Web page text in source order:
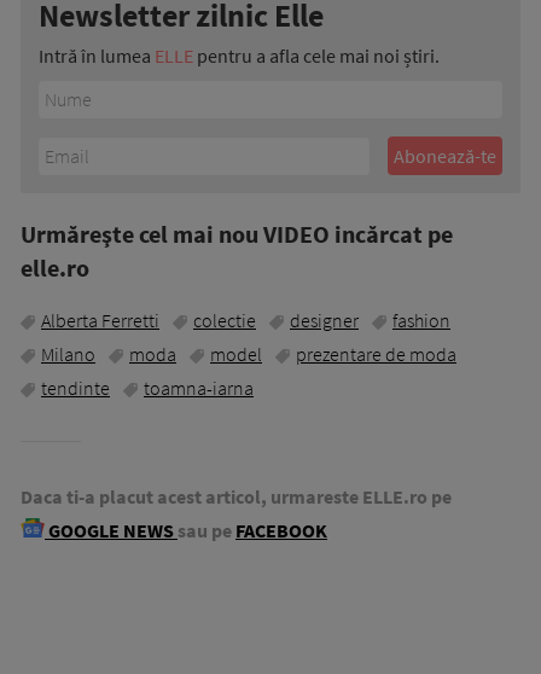
Newsletter zilnic Elle
Intră în lumea ELLE pentru a afla cele mai noi știri.
Urmăreşte cel mai nou VIDEO incărcat pe
elle.ro
Alberta Ferretti colectie designer
fashion
Milano
moda model
prezentare de moda
tendinte
toamna-iarna
Daca ti-a placut acest articol, urmareste ELLE.ro pe
GOOGLE NEWS sau pe FACEBOOK